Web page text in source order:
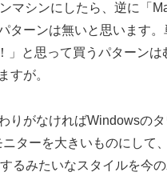
マシンにしたら、逆に「
ターンは無いと思います。
」と思って買うパターンは
すが。
りがなければWindowsの
ターを大きいものにして
るみたいなスタイルを今